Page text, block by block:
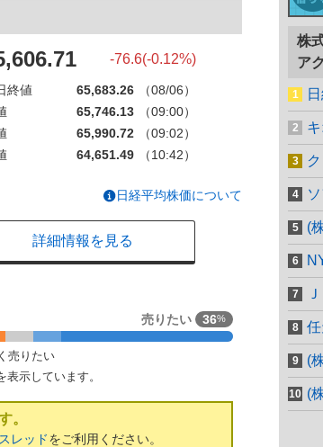
-76.6(-0.12%)
終値 65,683.26
（08/06）
65,746.13
（09:00）
65,990.72
（09:02）
64,651.49 （10:42）
日経平均株価について
詳細情報を見る
売りたい 36%
売りたい
示しています。
。
レッドをご利用ください。
株
ア
(
(
(